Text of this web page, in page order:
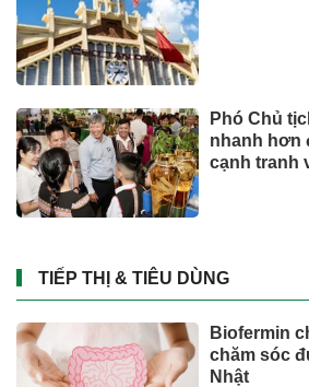
Phó Chủ
nhanh hơn
cạnh tranh
TIẾP THỊ & TIÊU DÙNG
Biofermin
chăm sóc
Nhật